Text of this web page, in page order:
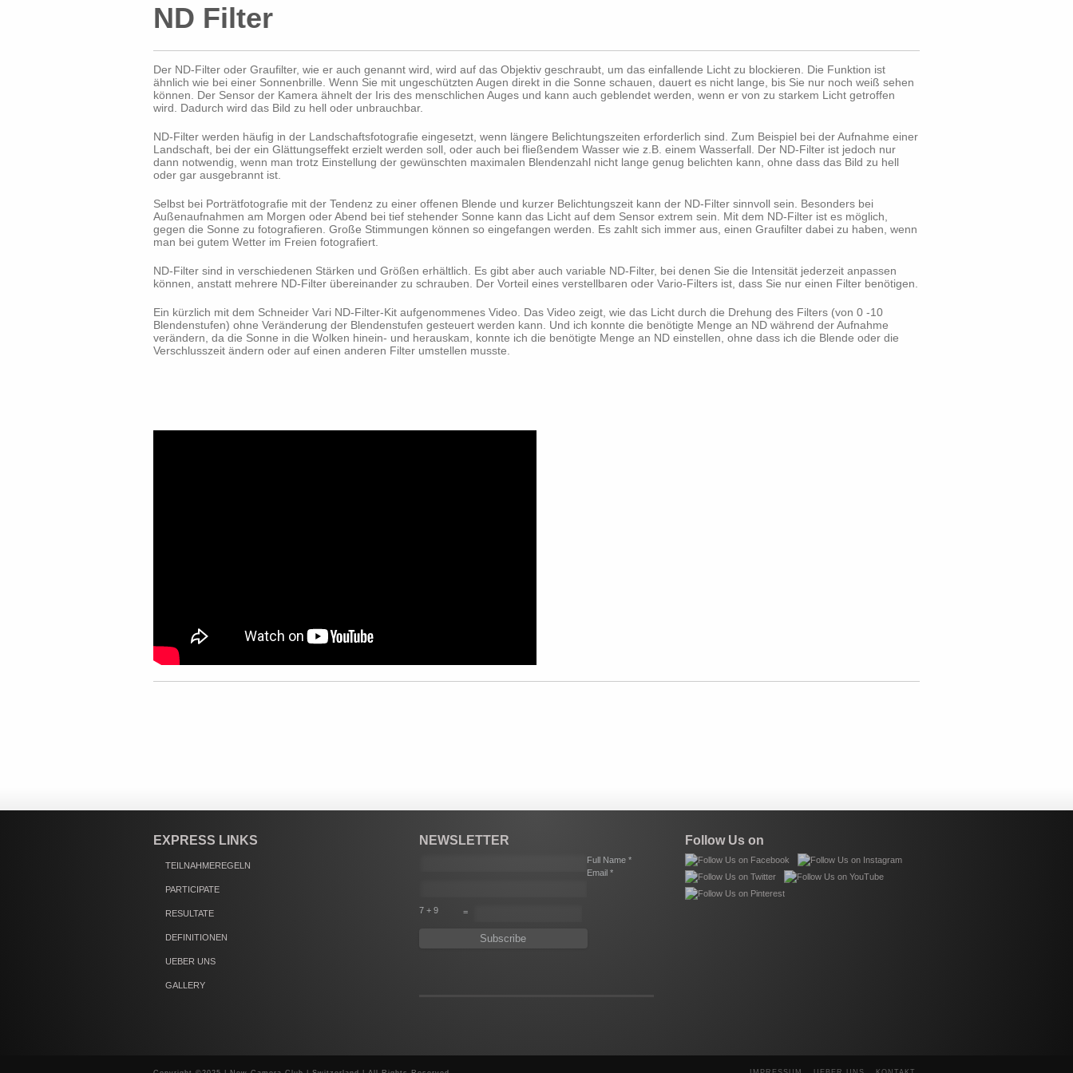
ND Filter
Der ND-Filter oder Graufilter, wie er auch genannt wird, wird auf das Objektiv geschraubt, um das einfallende Licht zu blockieren. Die Funktion ist
ähnlich wie bei einer Sonnenbrille. Wenn Sie mit ungeschützten Augen direkt in die Sonne schauen, dauert es nicht lange, bis Sie nur noch weiß sehen
können. Der Sensor der Kamera ähnelt der Iris des menschlichen Auges und kann auch geblendet werden, wenn er von zu starkem Licht getroffen
wird. Dadurch wird das Bild zu hell oder unbrauchbar.
ND-Filter werden häufig in der Landschaftsfotografie eingesetzt, wenn längere Belichtungszeiten erforderlich sind. Zum Beispiel bei der Aufnahme einer
Landschaft, bei der ein Glättungseffekt erzielt werden soll, oder auch bei fließendem Wasser wie z.B. einem Wasserfall. Der ND-Filter ist jedoch nur
dann notwendig, wenn man trotz Einstellung der gewünschten maximalen Blendenzahl nicht lange genug belichten kann, ohne dass das Bild zu hell
oder gar ausgebrannt ist.
Selbst bei Porträtfotografie mit der Tendenz zu einer offenen Blende und kurzer Belichtungszeit kann der ND-Filter sinnvoll sein. Besonders bei
Außenaufnahmen am Morgen oder Abend bei tief stehender Sonne kann das Licht auf dem Sensor extrem sein. Mit dem ND-Filter ist es möglich,
gegen die Sonne zu fotografieren. Große Stimmungen können so eingefangen werden. Es zahlt sich immer aus, einen Graufilter dabei zu haben, wenn
man bei gutem Wetter im Freien fotografiert.
ND-Filter sind in verschiedenen Stärken und Größen erhältlich. Es gibt aber auch variable ND-Filter, bei denen Sie die Intensität jederzeit anpassen
können, anstatt mehrere ND-Filter übereinander zu schrauben. Der Vorteil eines verstellbaren oder Vario-Filters ist, dass Sie nur einen Filter benötigen.
Ein kürzlich mit dem Schneider Vari ND-Filter-Kit aufgenommenes Video. Das Video zeigt, wie das Licht durch die Drehung des Filters (von 0 -10
Blendenstufen) ohne Veränderung der Blendenstufen gesteuert werden kann. Und ich konnte die benötigte Menge an ND während der Aufnahme
verändern, da die Sonne in die Wolken hinein- und herauskam, konnte ich die benötigte Menge an ND einstellen, ohne dass ich die Blende oder die
Verschlusszeit ändern oder auf einen anderen Filter umstellen musste.
EXPRESS LINKS
TEILNAHMEREGELN
PARTICIPATE
RESULTATE
DEFINITIONEN
UEBER UNS
GALLERY
NEWSLETTER
Full Name *
Email *
7 + 9 =
Follow Us on